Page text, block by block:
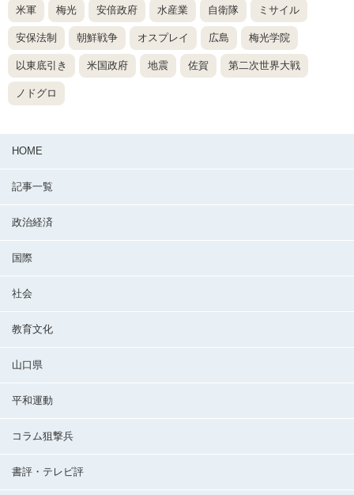
米軍 梅光 安倍政府 水産業 自衛隊 ミサイル
安保法制 朝鮮戦争 オスプレイ 広島 梅光学院
以東底引き 米国政府 地震 佐賀 第二次世界大戦
ノドグロ
HOME
記事一覧
政治経済
国際
社会
教育文化
山口県
平和運動
コラム狙撃兵
書評・テレビ評